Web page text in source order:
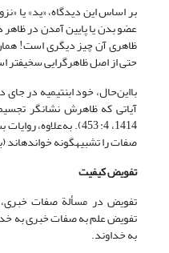
بر اساس این دیدگاه، «ید» یا
عضو بدن یا پایین آمدن در ظاهر
ظاهری آن چیز دیگری است!
حتی از اصل ظاهرگرایی سخیف‏تر
با‌این‌حال، خود ابن‏تیمیه در
آیاتی که ظاهرش نشانگر
1414، 4: 453).
صفات را تشبیه‏گونه خوانده‏اند (بیهقی،
تفویض کیفیت
تفویض در مسألة صفات
تفویض علم به صفات خبری به
به خداوند.